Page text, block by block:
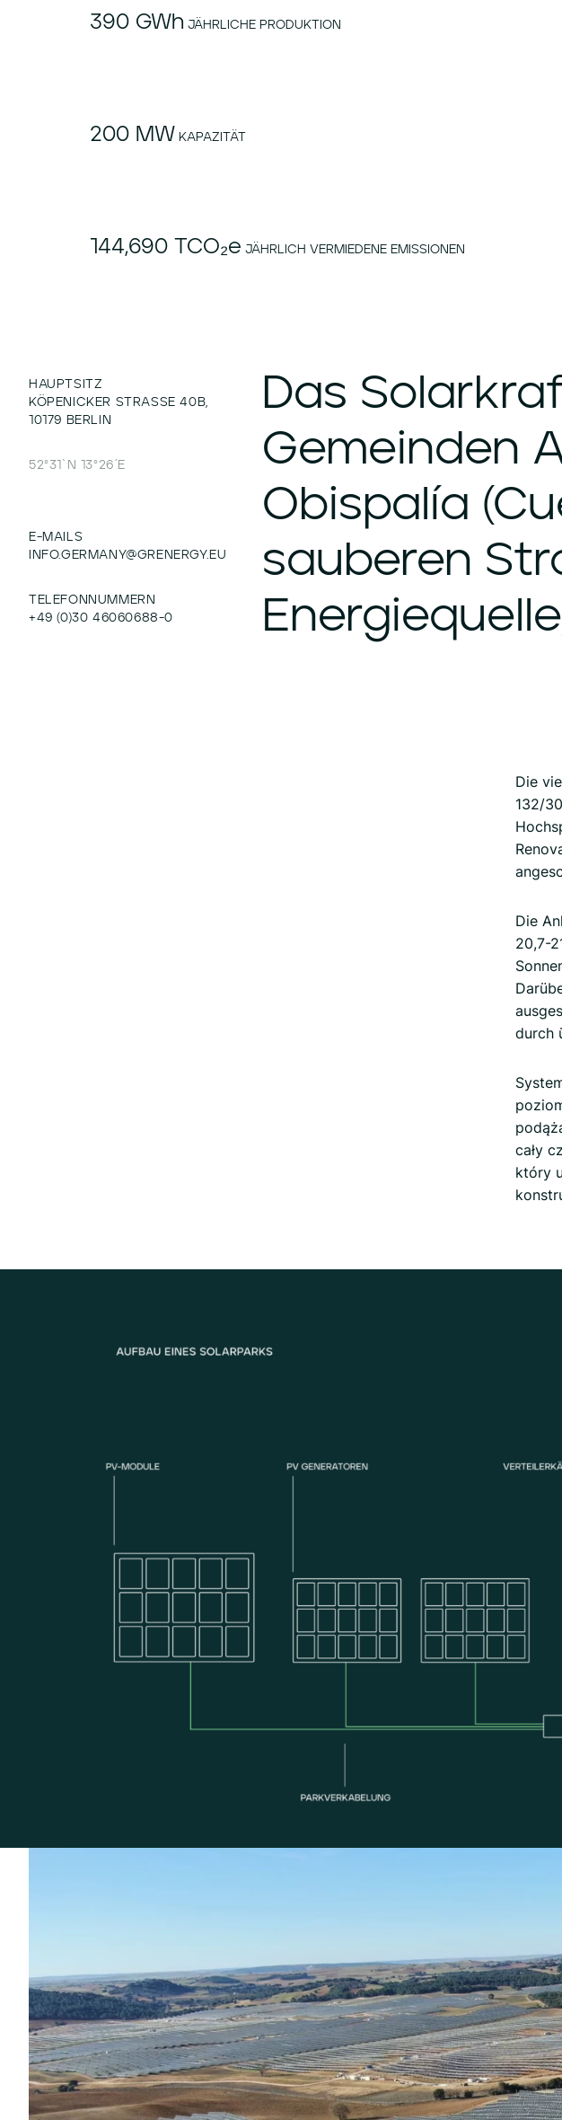
390 GWh JÄHRLICHE PRODUKTION
200 MW KAPAZITÄT
144,690 TCO₂e JÄHRLICH VERMIEDENE EMISSIONEN
HAUPTSITZ
KÖPENICKER STRASSE 40B, 1
0179 BERLIN
52°31`N 13°26´E
E-MAILS
INFO.GERMANY@GRENERGY.EU
TELEFONNUMMERN
+49 (0)30 46060688-0
Das
Gemeinden
Obispalía
sauberen
Die
132/
Die
20,7-
durch
cały
który